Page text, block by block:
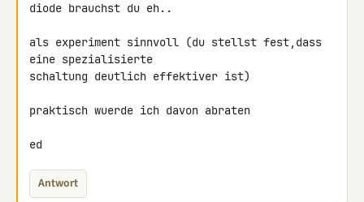
diode brauchst du eh..
als experiment sinnvoll (du stellst fest,dass
eine spezialisierte
schaltung deutlich effektiver ist)
praktisch wuerde ich davon abraten
ed
Antwort